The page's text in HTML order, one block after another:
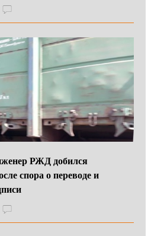
РЖД добился
спора о переводе и